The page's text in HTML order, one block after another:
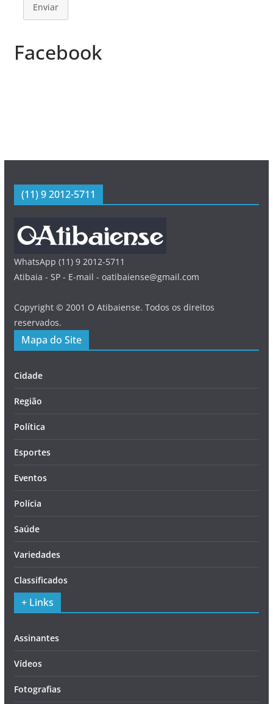
Enviar
Facebook
(11) 9 2012-5711
WhatsApp (11) 9 2012-5711
Atibaia - SP - E-mail - oatibaiense@gmail.com
Copyright © 2001 O Atibaiense. Todos os direitos
reservados.
Mapa do Site
Cidade
Região
Política
Esportes
Eventos
Polícia
Saúde
Variedades
Classificados
+ Links
Assinantes
Vídeos
Fotografias